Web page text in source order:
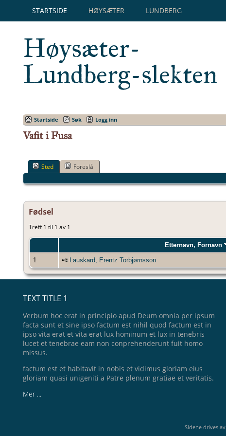
STARTSIDE HØYSÆTER LUNDBERG
Høysæter-
Lundberg-slekten
Startside Søk Logg inn
Vafit i Fusa
Sted Foreslå
Fødsel
Treff 1 til 1 av 1
Etternavn, Fornavn
1 Lauskard, Erentz Torbjørnsson
TEXT TITLE 1
Verbum hoc erat in principio apud Deum omnia per ipsum
facta sunt et sine ipso factum est nihil quod factum est in
ipso vita erat et vita erat lux hominum et lux in tenebris
lucet et tenebrae eam non conprehenderunt fuit homo
missus.
factum est et habitavit in nobis et vidimus gloriam eius
gloriam quasi unigeniti a Patre plenum gratiae et veritatis.
Mer ...
Sidene drives av